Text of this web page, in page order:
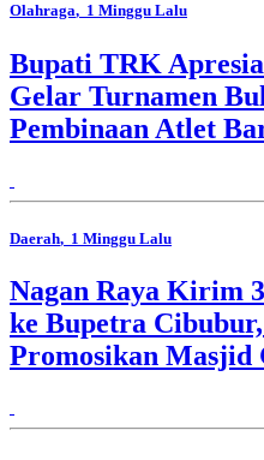
Olahraga, 1 Minggu Lalu
Bupati TRK
Gelar Turnamen
Pembinaan Atlet
Daerah, 1 Minggu Lalu
Nagan Raya Kirim
ke Bupetra
Promosikan Masjid